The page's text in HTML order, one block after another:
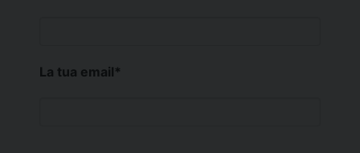
La tua email*